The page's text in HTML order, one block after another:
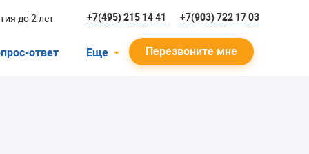
до 2 лет +7(495) 215 14 41 +7(903) 722 17 03
ответ Еще Перезвоните мне